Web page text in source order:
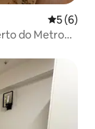
5 (6)
do Metro